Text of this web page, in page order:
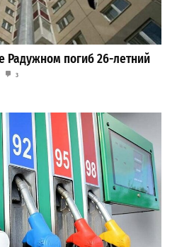
Радужном погиб 26-летний
3